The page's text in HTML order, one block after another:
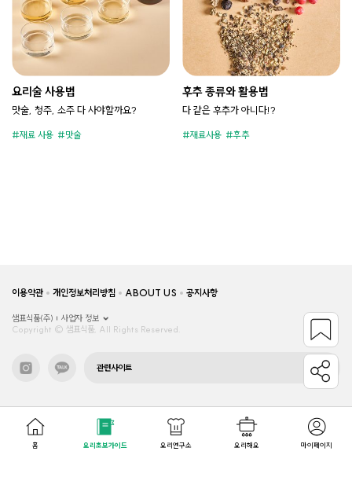
홈 요리초보가이드 요리연구소 요리해요 마이페이지
요리술 사용법
맛술, 청주, 소주 다 사야할까요?
재료 사용 맛술
후추 종류와 활용법
다 같은 후추가 아니다!?
재료사용 후추
이용약관 개인정보처리방침 ABOUT US 공지사항
샘표식품(주)
사업자 정보
Copyright © 샘표식품, All Rights Reserved.
관련사이트